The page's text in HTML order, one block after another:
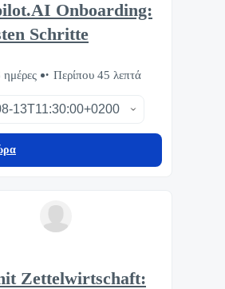
Onboarding:
Schritte
Περίπου 45 λεπτά
Zettelwirtschaft: